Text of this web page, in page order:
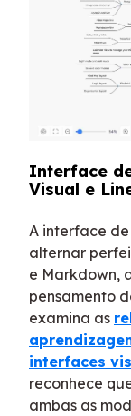
Interface
Visual e
A interface
alternar
e Markdown,
pensamento
examina as
interfaces
reconhece
ambas as